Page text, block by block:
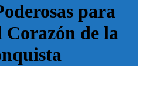
para
Corazón de la